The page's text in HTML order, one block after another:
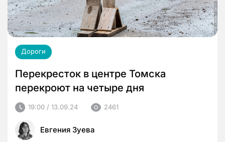
Дороги
Перекресток в центре Томска
перекроют на четыре дня
19:00 / 13.09.24 2461
Евгения Зуева